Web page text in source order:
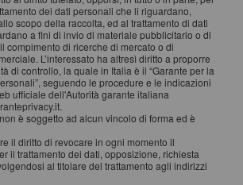
dei dati personali che li riguardano,
scopo della raccolta, ed al trattamento di dati
a fini di invio di materiale pubblicitario o di
compimento di ricerche di mercato o di
L’interessato ha altresì diritto a proporre
di controllo, la quale in Italia è il “Garante per la
seguendo le procedure e le indicazioni
ufficiale dell'Autorità garante italiana
è soggetto ad alcun vincolo di forma ed è
il diritto di revocare in ogni momento il
il trattamento dei dati, opposizione, richiesta
al titolare del trattamento agli indirizzi